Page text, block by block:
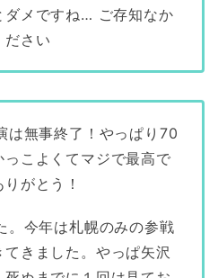
ダメですね… ご存知なか
ださい
は無事終了！やっぱり70
こよくてマジで最高で
がとう！
今年は札幌のみの参戦
きました。やっぱ矢沢